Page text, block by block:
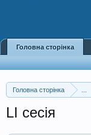
Головна сторінка
LI сесія
Головна сторінка